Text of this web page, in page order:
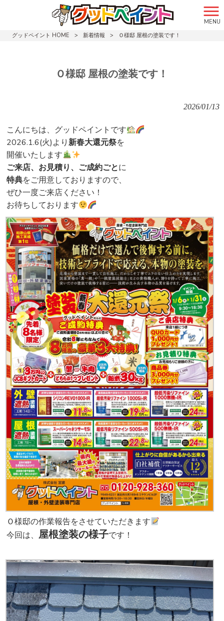
MENU
グッドペイント HOME
> 新着情報 > Ｏ様邸 屋根の塗装です！
Ｏ様邸 屋根の塗装です！
2026/01/13
こんにちは、グッドペイントです
2026.1.6(火)より新春大還元祭を
開催いたします
ご来店、お見積り、ご成約ごとに
特典をご用意しておりますので、
ぜひ一度ご来店ください！
お待ちしております
Ｏ様邸の作業報告をさせていただきます
今回は、 屋根塗装の様子です！